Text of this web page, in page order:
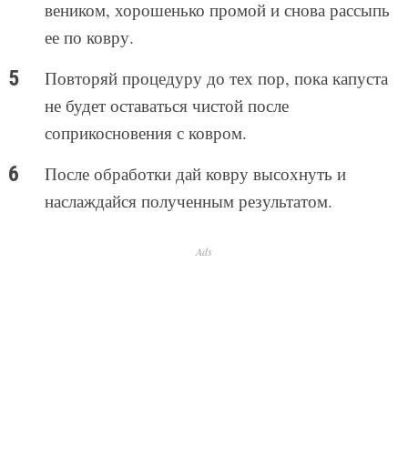
веником, хорошенько промой и снова рассыпь
ее по ковру.
Повторяй процедуру до тех пор, пока капуста
не будет оставаться чистой после
соприкосновения с ковром.
После обработки дай ковру высохнуть и
наслаждайся полученным результатом.
Ads